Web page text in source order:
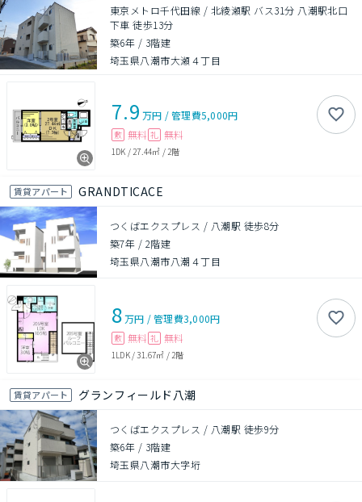
東京メトロ千代田線 / 北綾瀬駅 バス31分 八潮駅北口
下車 徒歩13分
築6年 / 3階建
埼玉県八潮市大瀬４丁目
7.9 万円 /管理費5,000円
敷 無料 礼 無料
1DK / 27.44㎡ / 2階
賃貸アパート GRANDTICACE
つくばエクスプレス / 八潮駅 徒歩8分
築7年 / 2階建
埼玉県八潮市八潮４丁目
8万円 /管理費3,000円
敷 無料 礼 無料
1LDK/31.67㎡ / 2階
賃貸アパート グランフィールド八潮
つくばエクスプレス / 八潮駅 徒歩9分
築6年 / 3階建
埼玉県八潮市大字垳